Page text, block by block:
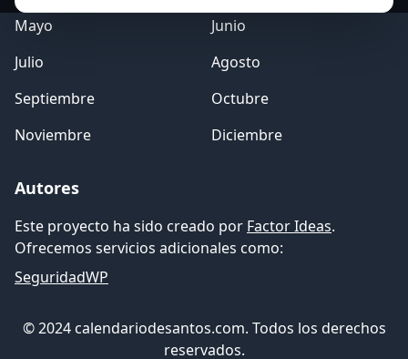
Mayo
Junio
Julio
Agosto
Septiembre
Octubre
Noviembre
Diciembre
Autores
Este proyecto ha sido creado por Factor Ideas.
Ofrecemos servicios adicionales como:
SeguridadWP
© 2024 calendariodesantos.com. Todos los derechos
reservados.